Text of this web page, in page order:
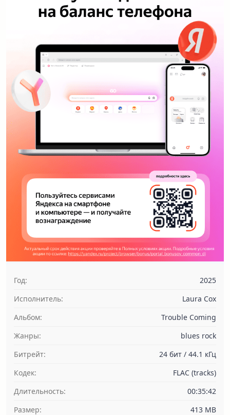
Год:
2025
Исполнитель:
Laura Cox
Альбом:
Trouble Coming
Жанры:
blues rock
Битрейт:
24 бит / 44.1 кГц
Кодек:
FLAC (tracks)
Длительность:
00:35:42
Размер:
413 MB